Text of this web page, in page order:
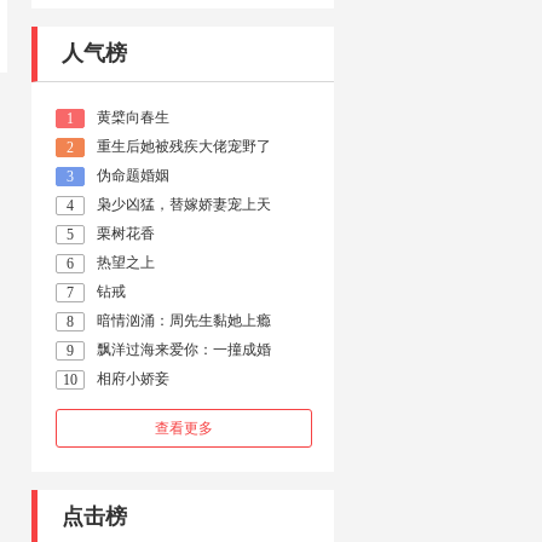
人气榜
1
黄檗向春生
2
重生后她被残疾大佬宠野了
3
伪命题婚姻
4
枭少凶猛，替嫁娇妻宠上天
5
栗树花香
6
热望之上
7
钻戒
8
暗情汹涌：周先生黏她上瘾
9
飘洋过海来爱你：一撞成婚
10
相府小娇妾
查看更多
点击榜